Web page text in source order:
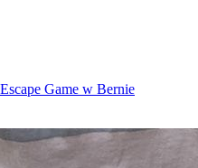
Game w Bernie